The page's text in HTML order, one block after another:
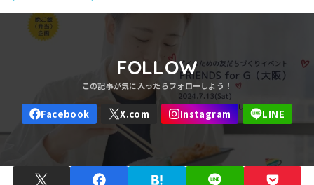
FOLLOW